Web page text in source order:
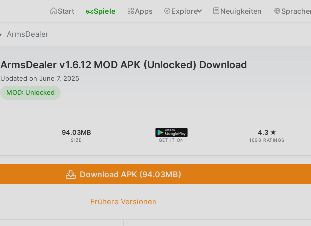
Start Spiele Apps Explore Neuigkeiten
ArmsDealer
ArmsDealer v1.6.12 MOD APK (Unlocked) Download
Updated on June 7, 2025
MOD: Unlocked
94.03MB
SIZE GET IT ON
4.3 ★
1698 RATINGS
Download APK (94.03MB)
Frühere Versionen